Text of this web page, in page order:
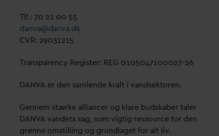
Tlf.: 70 21 00 55
danva@danva.dk
CVR: 29031215
Transparency Register: REG 0105047100027-26
DANVA er den samlende kraft i vandsektoren.
Gennem stærke alliancer og klare budskaber taler
DANVA vandets sag, som vigtig ressource for den
grønne omstilling og grundlaget for alt liv.